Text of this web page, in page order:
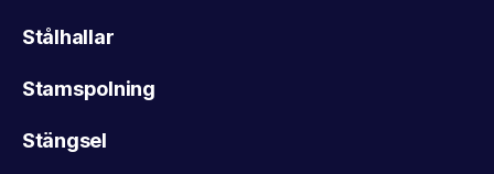
Stålhallar
Stamspolning
Stängsel